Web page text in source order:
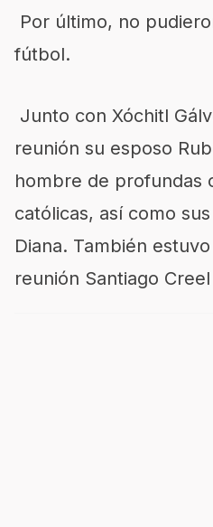
Por último, no
fútbol.
Junto con Xóchitl
reunión su esposo
hombre de profundas
católicas, así como
Diana. También
reunión Santiago